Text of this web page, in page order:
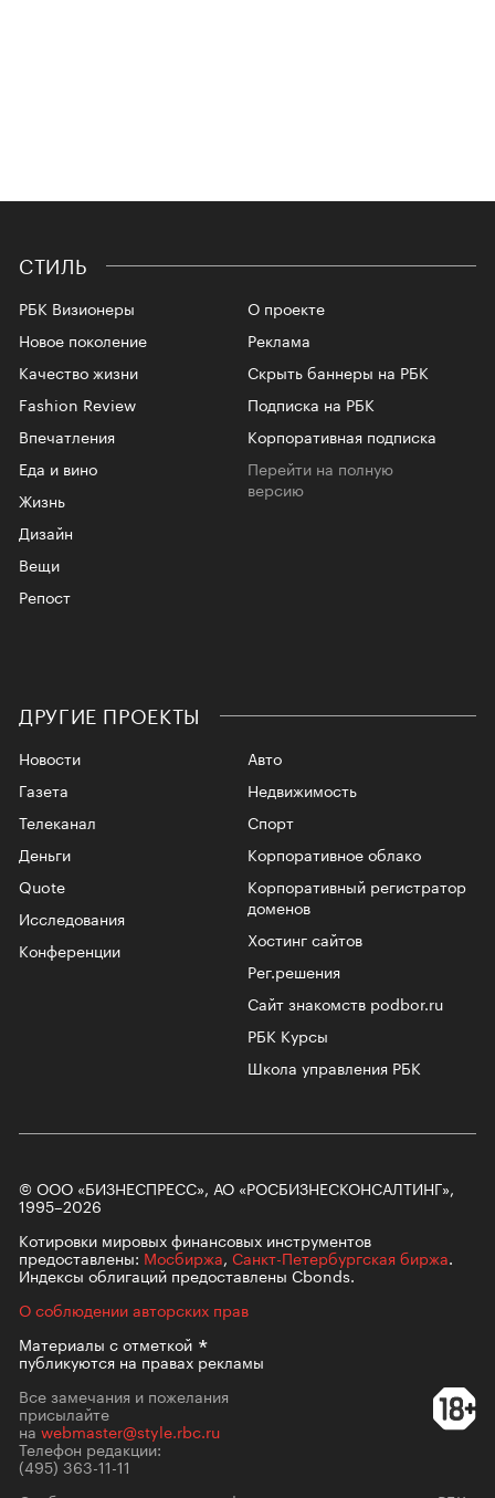
СТИЛЬ
РБК Визионеры
Новое поколение
Качество жизни
Fashion Review
Впечатления
Еда и вино
Жизнь
Дизайн
Вещи
Репост
О проекте
Реклама
Скрыть баннеры на РБК
Подписка на РБК
Корпоративная подписка
Перейти на полную
версию
ДРУГИЕ ПРОЕКТЫ
Новости
Газета
Телеканал
Авто
Недвижимость
Спорт
Корпоративное облако
Корпоративный регистратор
доменов
Хостинг сайтов
Рег.решения
Сайт знакомств podbor.ru
РБК Курсы
Школа управления РБК
Деньги
Quote
Исследования
Конференции
© ООО «БИЗНЕСПРЕСС», АО «РОСБИЗНЕСКОНСАЛТИНГ»,
1995–2026
Котировки мировых финансовых инструментов
предоставлены: Мосбиржа, Санкт-Петербургская биржа.
Индексы облигаций предоставлены Cbonds.
О соблюдении авторских прав
Материалы сотметкой
публикуются на правах рекламы
Все замечания и пожелания
присылайте
на webmaster@style.rbc.ru
Телефон редакции:
(495) 363-11-11